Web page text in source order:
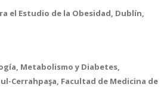
el Estudio de la Obesidad, Dublín,
Metabolismo y Diabetes,
Cerrahpaşa, Facultad de Medicina de